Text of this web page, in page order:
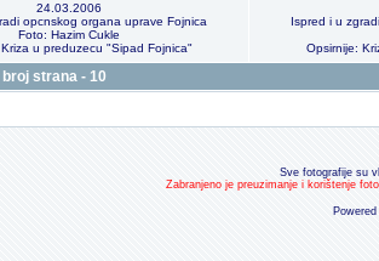
24.03.2006
opcnskog organa uprave Fojnica
Foto: Hazim Cukle
u preduzecu "Sipad Fojnica"
Ispred i u
Opsirnije:
strana - 10
Sve fotografije su
Zabranjeno je preuzimanje i korištenje